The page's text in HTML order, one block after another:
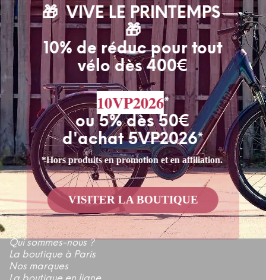
LIENS UTILES
Qui sommes-nous ?
La boutique à Paris
Nos marques
🎁 VIVE LE PRINTEMPS
🎁
10% de réduc pour tout
vélo dès 400€
10VP2026*
ou 5% dès 50€
d'achat 5VP2026*
*Hors produits en promotion et en affiliation.
VISITER LA BOUTIQUE